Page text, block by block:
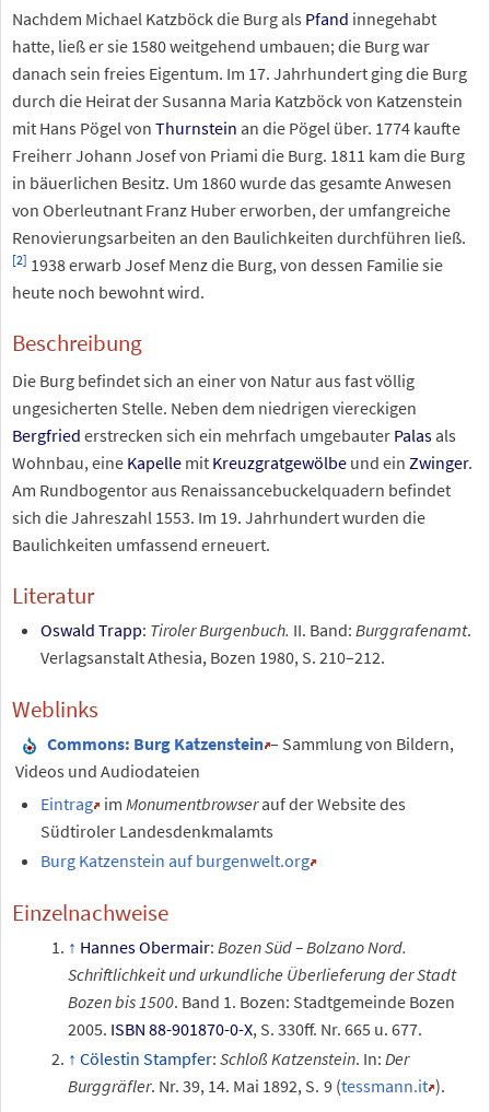
Nachdem Michael Katzböck die Burg als Pfand innegehabt
hatte, ließ er sie 1580 weitgehend umbauen; die Burg war
danach sein freies Eigentum. Im 17. Jahrhundert ging die Burg
durch die Heirat der Susanna Maria Katzböck von Katzenstein
mit Hans Pögel von Thurnstein an die Pögel über. 1774 kaufte
Freiherr Johann Josef von Priami die Burg. 1811 kam die Burg
in bäuerlichen Besitz. Um 1860 wurde das gesamte Anwesen
von Oberleutnant Franz Huber erworben, der umfangreiche
Renovierungsarbeiten an den Baulichkeiten durchführen ließ.
[2] 1938 erwarb Josef Menz die Burg, von dessen Familie sie
heute noch bewohnt wird.
Beschreibung
Die Burg befindet sich an einer von Natur aus fast völlig
ungesicherten Stelle. Neben dem niedrigen viereckigen
Bergfried erstrecken sich ein mehrfach umgebauter Palas als
Wohnbau, eine Kapelle mit Kreuzgratgewölbe und ein Zwinger.
Am Rundbogentor aus Renaissancebuckelquadern befindet
sich die Jahreszahl 1553. Im 19. Jahrhundert wurden die
Baulichkeiten umfassend erneuert.
Literatur
Oswald Trapp: Tiroler Burgenbuch. II. Band: Burggrafenamt.
Verlagsanstalt Athesia, Bozen 1980, S. 210–212.
Weblinks
Commons: Burg Katzenstein – Sammlung von Bildern,
Videos und Audiodateien
Eintrag im Monumentbrowserauf der Website des
Südtiroler Landesdenkmalamts
Burg Katzenstein auf burgenwelt.org
Einzelnachweise
Hannes Obermair:Bozen Süd – Bolzano Nord.
Schriftlichkeit und urkundliche Überlieferung der Stadt
Bozen bis 1500. Band 1. Bozen: Stadtgemeinde Bozen
2005. ISBN 88-901870-0-X, S. 330ff. Nr. 665 u. 677.
Cölestin Stampfer: Schloß Katzenstein. In:Der
Burggräfler. Nr. 39, 14. Mai 1892, S. 9(tessmann.it ).